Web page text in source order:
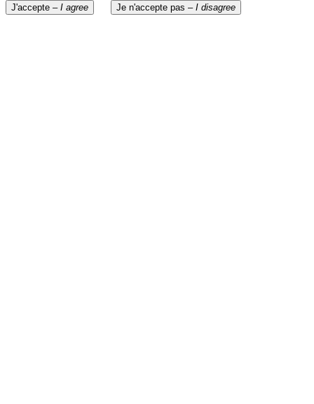
J'accepte – I agree Je n'accepte pas – I disagree